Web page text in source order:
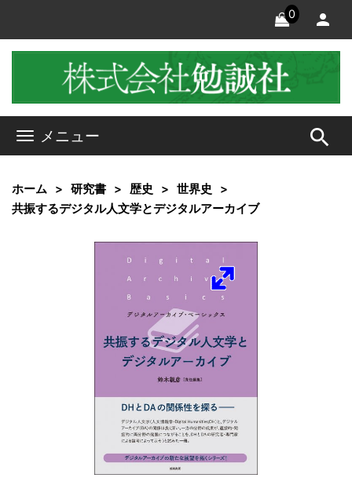
0
メニュー search
ホーム 研究書 歴史
世界史
共振するデジタル人文学とデジタルアーカイブ